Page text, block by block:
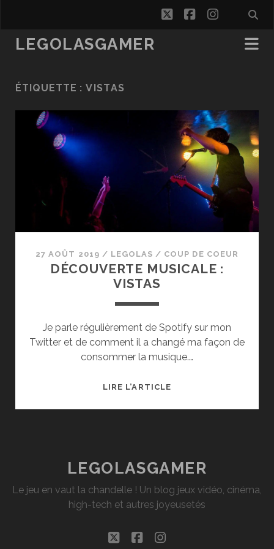
twitterfacebook
LEGOLASGAMER
ÉTIQUETTE :VISTAS
27 AOÛT 2019 / LEGOLAS / COUP DE COEUR
DÉCOUVERTE MUSICALE :
VISTAS
Je parle régulièrement de Spotify sur mon
Twitter et de comment il a changé ma façon de
consommer la musique.…
LIRE L’ARTICLEDÉCOUVERTE
LEGOLASGAMER
Le jeu en vaut la chandelle ! Un blog jeux vidéo, cinéma,
high-tech et autres joyeusetés
twitterfacebookinstagram